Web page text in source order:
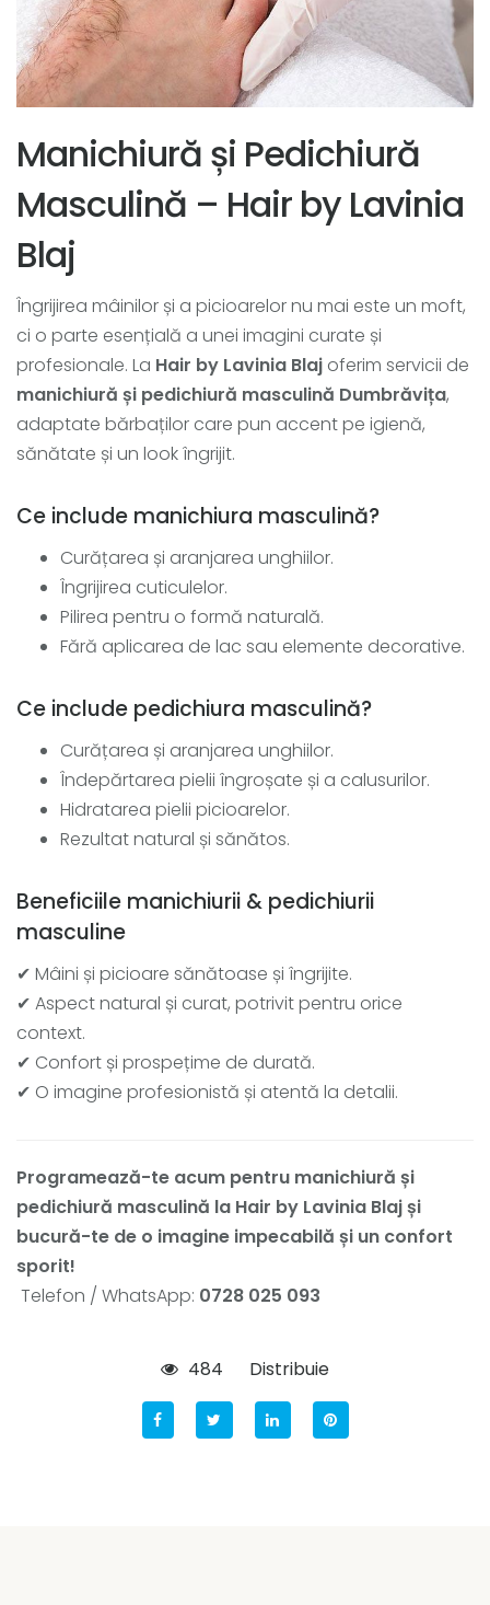
Manichiură și Pedichiură
Masculină – Hair by Lavinia
Blaj
Îngrijirea mâinilor și a picioarelor nu mai este un moft,
ci o parte esențială a unei imagini curate și
profesionale. La Hair by Lavinia Blaj oferim servicii de
manichiură și pedichiură masculină Dumbrăvița,
adaptate bărbaților care pun accent pe igienă,
sănătate și un look îngrijit.
Ce include manichiura masculină?
Curățarea și aranjarea unghiilor.
Îngrijirea cuticulelor.
Pilirea pentru o formă naturală.
Fără aplicarea de lac sau elemente decorative.
Ce include pedichiura masculină?
Curățarea și aranjarea unghiilor.
Îndepărtarea pielii îngroșate și a calusurilor.
Hidratarea pielii picioarelor.
Rezultat natural și sănătos.
Beneficiile manichiurii & pedichiurii
masculine
✔ Mâini și picioare sănătoase și îngrijite.
✔ Aspect natural și curat, potrivit pentru orice
context.
✔ Confort și prospețime de durată.
✔ O imagine profesionistă și atentă la detalii.
Programează-te acum pentru manichiură și
pedichiură masculină la Hair by Lavinia Blaj și
bucură-te de o imagine impecabilă și un confort
sporit!
Telefon / WhatsApp: 0728 025 093
484 Distribuie